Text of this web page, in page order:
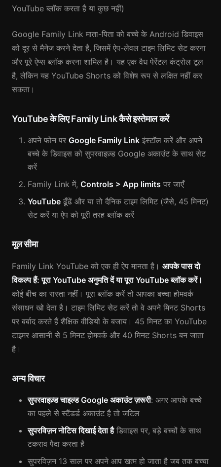
YouTube ब्लॉक करता है या कुछ नहीं)
Google Family Link माता-पिता को बच्चे के Android डिवाइस
को दूर से मैनेज करने देता है, जिसमें ऐप-लेवल टाइम लिमिट सेट करना
और पूरे ऐप्स ब्लॉक करना शामिल है। यह एक वैध पेरेंटल कंट्रोल टूल
है, लेकिन यह YouTube Shorts को विशेष रूप से लक्षित नहीं कर
सकता।
YouTube के लिए Family Link कैसे इस्तेमाल करें
अपने फोन पर Google Family Link इंस्टॉल करें और अपने
बच्चे के डिवाइस को सुपरवाइज़्ड Google अकाउंट के साथ सेट
करें
Family Link में, Controls > App limits पर जाएँ
YouTube ढूँढें और या तो दैनिक टाइम लिमिट (जैसे, 45 मिनट)
सेट करें या ऐप को पूरी तरह ब्लॉक करें
मूल सीमा
Family Link YouTube को एक ही ऐप मानता है। आपके पास दो
विकल्प हैं: पूरा YouTube अनुमति दें या पूरा YouTube ब्लॉक करें।
कोई बीच का रास्ता नहीं। पूरा ब्लॉक करें तो आपका बच्चा होमवर्क
संसाधन खो देता है। टाइम लिमिट सेट करें तो वे अपने मिनट Shorts
पर बर्बाद करते हैं शैक्षिक वीडियो के बजाय। 45 मिनट का YouTube
टाइमर आसानी से 5 मिनट होमवर्क और 40 मिनट Shorts बन जाता
है।
अन्य विचार
सुपरवाइज़्ड चाइल्ड Google अकाउंट ज़रूरी: अगर आपके बच्चे
का पहले से स्टैंडर्ड अकाउंट है तो जटिल
सुपरविज़न नोटिस दिखाई देता हैडिवाइस पर, बड़े बच्चों के साथ
टकराव पैदा करता है
सुपरविज़न 13 साल पर अपने आप खत्म हो जाता है जब तक बच्चा